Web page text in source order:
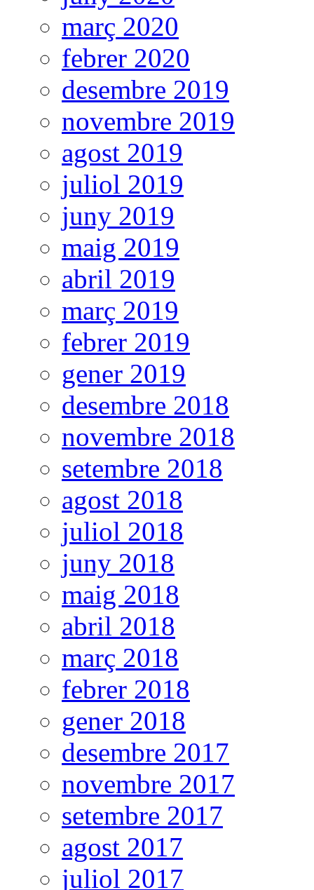
març 2020
febrer 2020
desembre 2019
novembre 2019
agost 2019
juliol 2019
juny 2019
maig 2019
abril 2019
març 2019
febrer 2019
gener 2019
desembre 2018
novembre 2018
setembre 2018
agost 2018
juliol 2018
juny 2018
maig 2018
abril 2018
març 2018
febrer 2018
gener 2018
desembre 2017
novembre 2017
setembre 2017
agost 2017
juliol 2017